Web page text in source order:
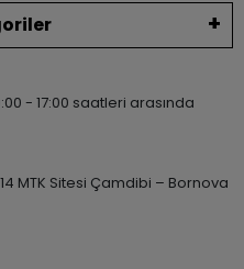
- 17:00 saatleri arasında
MTK Sitesi Çamdibi – Bornova